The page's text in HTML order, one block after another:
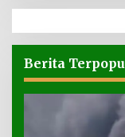
Berita